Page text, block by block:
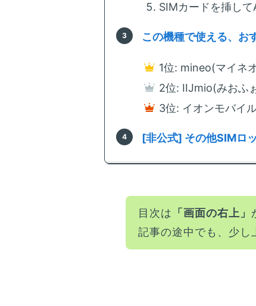
SIMカードを挿して
この機種で使える、お
1位: mineo(マイネ
2位: IIJmio(みおふ
3位: イオンモバイ
[非公式] その他SIMロ
目次は 「画面の右上」
記事の途中でも、少し